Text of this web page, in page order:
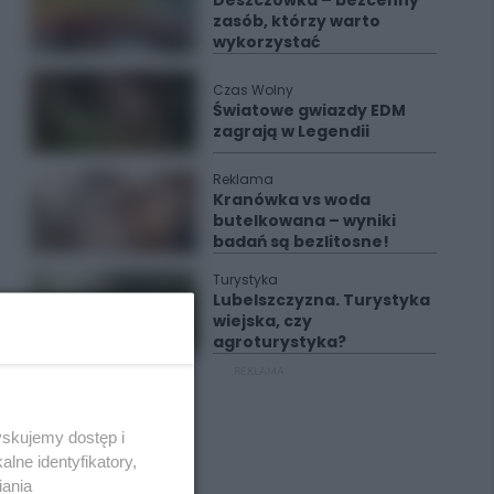
zasób, którzy warto
wykorzystać
Czas Wolny
Światowe gwiazdy EDM
zagrają w Legendii
Reklama
Kranówka vs woda
butelkowana – wyniki
badań są bezlitosne!
Turystyka
Lubelszczyzna. Turystyka
wiejska, czy
agroturystyka?
dostęp i
identyfikatory,